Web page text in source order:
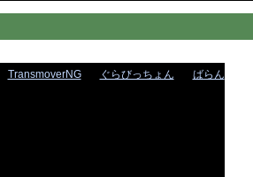
TransmoverNG ぐらびっちょん
ばらん